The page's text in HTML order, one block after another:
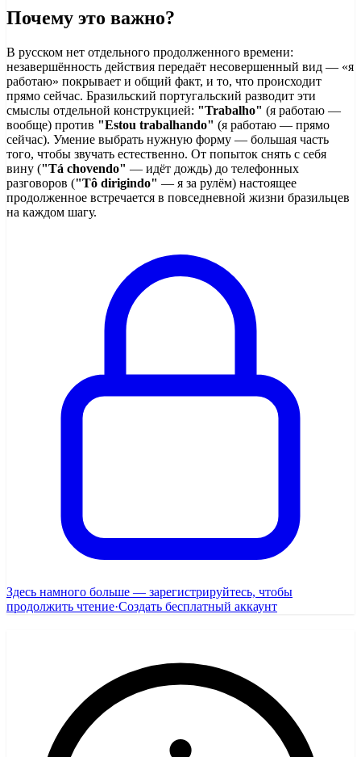
Почему это важно?
В русском нет отдельного продолженного времени:
незавершённость действия передаёт несовершенный вид — «я
работаю» покрывает и общий факт, и то, что происходит
прямо сейчас. Бразильский португальский разводит эти
смыслы отдельной конструкцией: "Trabalho" (я работаю —
вообще) против "Estou trabalhando" (я работаю — прямо
сейчас). Умение выбрать нужную форму — большая часть
того, чтобы звучать естественно. От попыток снять с себя
вину ("Tá chovendo" — идёт дождь) до телефонных
разговоров ("Tô dirigindo" — я за рулём) настоящее
продолженное встречается в повседневной жизни бразильцев
на каждом шагу.
Здесь намного больше — зарегистрируйтесь, чтобы
продолжить чтение·Создать бесплатный аккаунт